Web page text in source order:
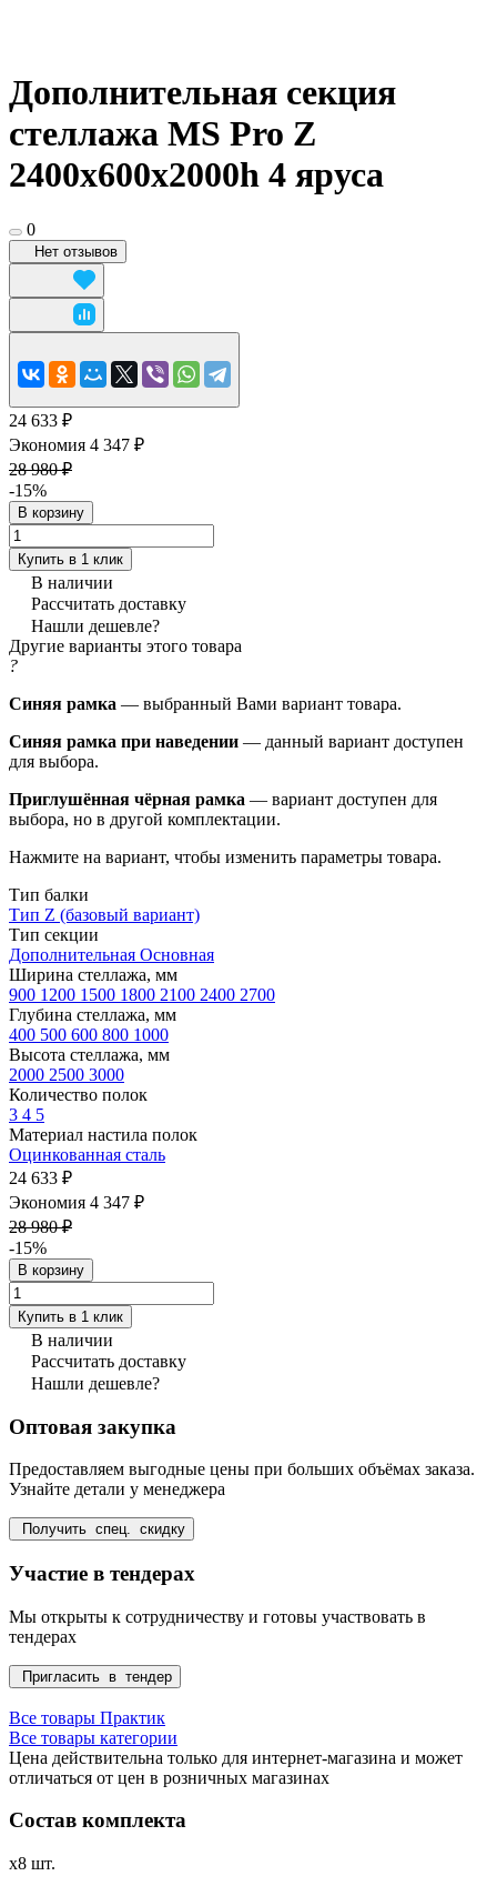
Дополнительная секция
стеллажа MS Pro Z
2400x600х2000h 4 яруса
0
Нет отзывов
24 633 ₽
Экономия 4 347 ₽
28 980 ₽
-15%
В корзину
Купить в 1 клик
В наличии
Рассчитать доставку
Нашли дешевле?
Другие варианты этого товара
?
Синяя рамка — выбранный Вами вариант товара.
Синяя рамка при наведении — данный вариант доступен
для выбора.
Приглушённая чёрная рамка — вариант доступен для
выбора, но в другой комплектации.
Нажмите на вариант, чтобы изменить параметры товара.
Тип балки
Тип Z (базовый вариант)
Тип секции
Дополнительная Основная
Ширина стеллажа, мм
900 1200 1500 1800 2100 2400 2700
Глубина стеллажа, мм
400 500 600 800 1000
Высота стеллажа, мм
2000 2500 3000
Количество полок
3 4 5
Материал настила полок
Оцинкованная сталь
24 633 ₽
Экономия 4 347 ₽
28 980 ₽
-15%
В корзину
Купить в 1 клик
В наличии
Рассчитать доставку
Нашли дешевле?
Оптовая закупка
Предоставляем выгодные цены при больших объёмах заказа.
Узнайте детали у менеджера
Получить спец. скидку
Участие в тендерах
Мы открыты к сотрудничеству и готовы участвовать в
тендерах
Пригласить в тендер
Все товары Практик
Все товары категории
Цена действительна только для интернет-магазина и может
отличаться от цен в розничных магазинах
Состав комплекта
x8 шт.